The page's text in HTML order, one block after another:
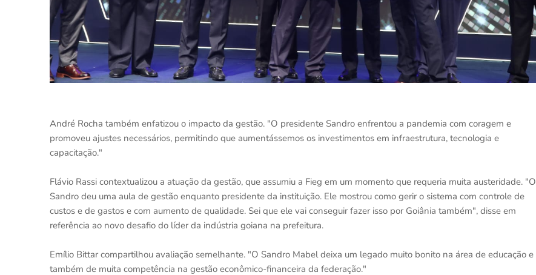
André Rocha também enfatizou o impacto da gestão. "O presidente Sandro enfrentou a pandemia com coragem e
promoveu ajustes necessários, permitindo que aumentássemos os investimentos em infraestrutura, tecnologia e
capacitação."
Flávio Rassi contextualizou a atuação da gestão, que assumiu a Fieg em um momento que requeria muita austeridade. "O
Sandro deu uma aula de gestão enquanto presidente da instituição. Ele mostrou como gerir o sistema com controle de
custos e de gastos e com aumento de qualidade. Sei que ele vai conseguir fazer isso por Goiânia também", disse em
referência ao novo desafio do líder da indústria goiana na prefeitura.
Emílio Bittar compartilhou avaliação semelhante. "O Sandro Mabel deixa um legado muito bonito na área de educação e
também de muita competência na gestão econômico-financeira da federação."